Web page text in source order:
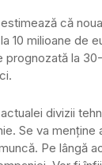
că
10 milioane de
la
divizii
Se va menține
Pe lângă